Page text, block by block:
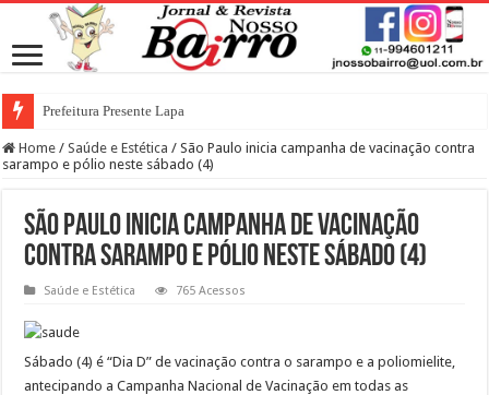
Prefeitura Presente Lapa
Home / Saúde e Estética / São Paulo inicia campanha de vacinação contra
sarampo e pólio neste sábado (4)
São Paulo inicia campanha de vacinação
contra sarampo e pólio neste sábado (4)
Saúde e Estética 765 Acessos
Sábado (4) é “Dia D” de vacinação contra o sarampo e a poliomielite,
antecipando a Campanha Nacional de Vacinação em todas as